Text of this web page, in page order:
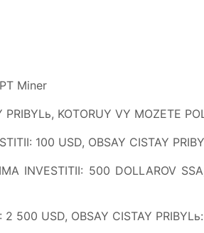
Miner
KOTORUY VY MOZETE
100 USD, OBSAY CISTAY
INVESTITII: 500 DOLLAROV
500 USD, OBSAY CISTAY